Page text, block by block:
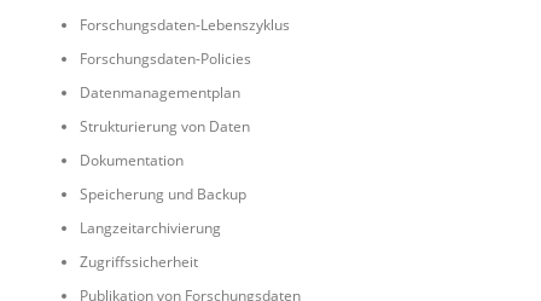
Forschungsdaten-Lebenszyklus
Forschungsdaten-Policies
Datenmanagementplan
Strukturierung von Daten
Dokumentation
Speicherung und Backup
Langzeitarchivierung
Zugriffssicherheit
Publikation von Forschungsdaten